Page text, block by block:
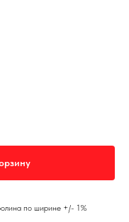
по ширине +/- 1%